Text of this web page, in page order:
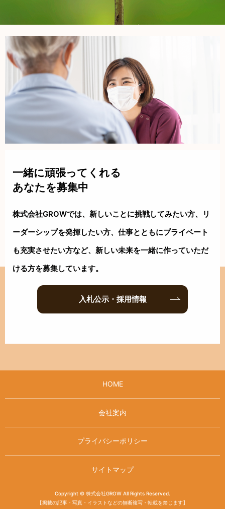
一緒に頑張ってくれる
あなたを募集中
株式会社GROWでは、新しいことに挑戦してみたい方、リ
ーダーシップを発揮したい方、仕事とともにプライベート
も充実させたい方など、新しい未来を一緒に作っていただ
ける方を募集しています。
入札公示・採用情報
HOME
会社案内
プライバシーポリシー
サイトマップ
Copyright © 株式会社GROW All Rights Reserved.
【掲載の記事・写真・イラストなどの無断複写・転載を禁じます】